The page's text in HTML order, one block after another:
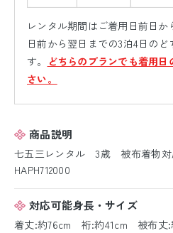
レンタル期間はご着用日前日か
日前から翌日までの3泊4日の
す。
どちらのプランでも着用
さい。
商品説明
七五三レンタル 3歳 被布着物対
HAPH712000
対応可能身長・サイズ
着丈:約76cm 裄:約41cm 被布丈: